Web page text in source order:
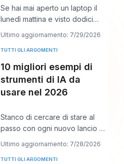
Se hai mai aperto un laptop il
lunedì mattina e visto dodici
accessi, sei calendari clienti, tre
Ultimo aggiornamento: 7/29/2026
TUTTI GLI ARGOMENTI
10 migliori esempi di
strumenti di IA da
usare nel 2026
Stanco di cercare di stare al
passo con ogni nuovo lancio di
AI e di dover comunque
pubblicare qualc
Ultimo aggiornamento: 7/28/2026
TUTTI GLI ARGOMENTI